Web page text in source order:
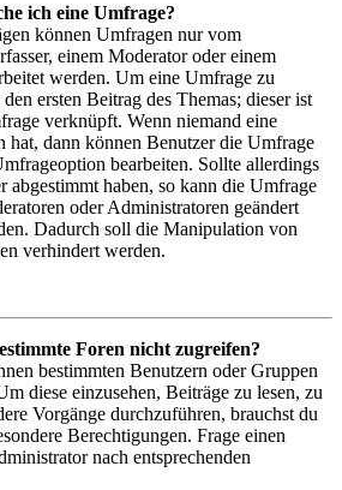
ich eine Umfrage?
können Umfragen nur vom
einem Moderator oder einem
werden. Um eine Umfrage zu
ersten Beitrag des Themas; dieser ist
verknüpft. Wenn niemand eine
hat, dann können Benutzer die Umfrage
bearbeiten. Sollte allerdings
abgestimmt haben, so kann die Umfrage
oder Administratoren geändert
Dadurch soll die Manipulation von
verhindert werden.
Foren nicht zugreifen?
bestimmten Benutzern oder Gruppen
diese einzusehen, Beiträge zu lesen, zu
Vorgänge durchzuführen, brauchst du
Berechtigungen. Frage einen
nach entsprechenden